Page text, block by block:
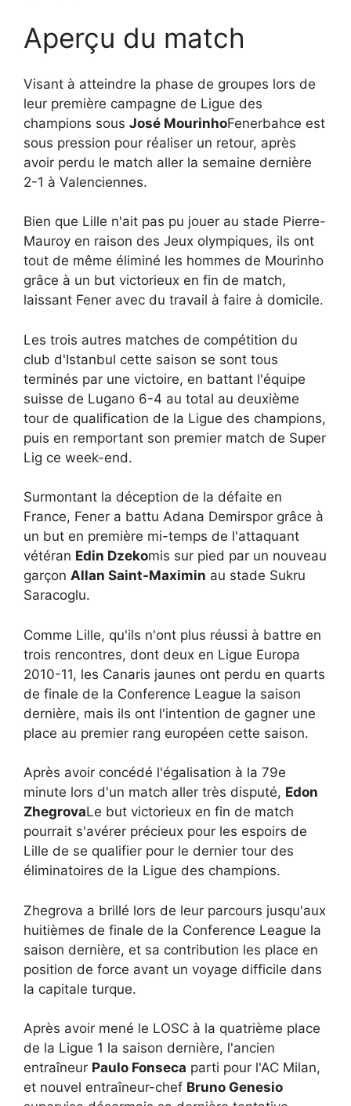
Aperçu du match
Visant à atteindre la phase de groupes lors de
leur première campagne de Ligue des
champions sous José MourinhoFenerbahce est
sous pression pour réaliser un retour, après
avoir perdu le match aller la semaine dernière
2-1 à Valenciennes.
Bien que Lille n'ait pas pu jouer au stade Pierre-
Mauroy en raison des Jeux olympiques, ils ont
tout de même éliminé les hommes de Mourinho
grâce à un but victorieux en fin de match,
laissant Fener avec du travail à faire à domicile.
Les trois autres matches de compétition du
club d'Istanbul cette saison se sont tous
terminés par une victoire, en battant l'équipe
suisse de Lugano 6-4 au total au deuxième
tour de qualification de la Ligue des champions,
puis en remportant son premier match de Super
Lig ce week-end.
Surmontant la déception de la défaite en
France, Fener a battu Adana Demirspor grâce à
un but en première mi-temps de l'attaquant
vétéran Edin Dzekomis sur pied par un nouveau
garçon Allan Saint-Maximin au stade Sukru
Saracoglu.
Comme Lille, qu'ils n'ont plus réussi à battre en
trois rencontres, dont deux en Ligue Europa
2010-11, les Canaris jaunes ont perdu en quarts
de finale de la Conference League la saison
dernière, mais ils ont l'intention de gagner une
place au premier rang européen cette saison.
Après avoir concédé l'égalisation à la 79e
minute lors d'un match aller très disputé, Edon
ZhegrovaLe but victorieux en fin de match
pourrait s'avérer précieux pour les espoirs de
Lille de se qualifier pour le dernier tour des
éliminatoires de la Ligue des champions.
Zhegrova a brillé lors de leur parcours jusqu'aux
huitièmes de finale de la Conference League la
saison dernière, et sa contribution les place en
position de force avant un voyage difficile dans
la capitale turque.
Après avoir mené le LOSC à la quatrième place
de la Ligue 1 la saison dernière, l'ancien
entraîneur Paulo Fonseca parti pour l'AC Milan,
et nouvel entraîneur-chef Bruno Genesio